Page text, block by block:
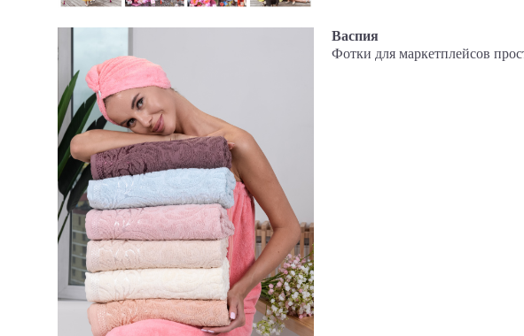
Васпия
Фотки для маркетплейсов